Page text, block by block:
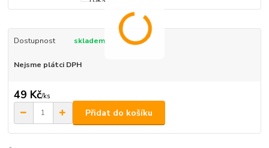
Dostupnost skladem
Nejsme plátci DPH
49 Kč/ks
Přidat do košíku